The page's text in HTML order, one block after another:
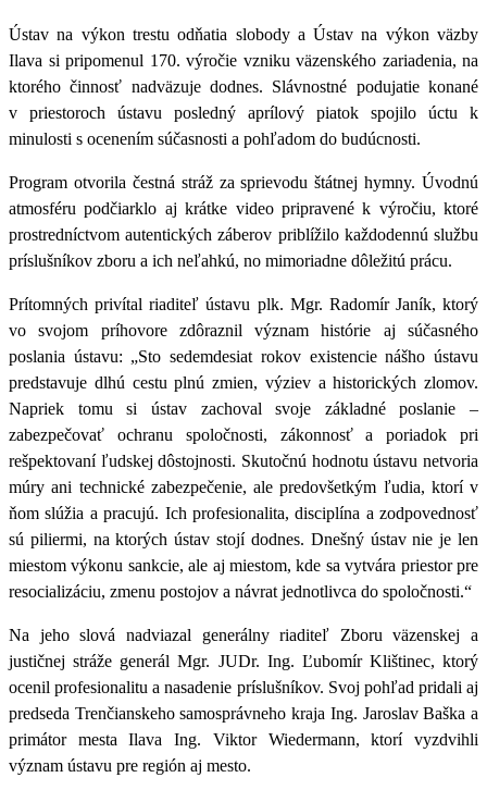
Ústav na výkon trestu odňatia slobody a Ústav na výkon väzby
Ilava si pripomenul 170. výročie vzniku väzenského zariadenia, na
ktorého činnosť nadväzuje dodnes. Slávnostné podujatie konané
v priestoroch ústavu posledný aprílový piatok spojilo úctu k
minulosti s ocenením súčasnosti a pohľadom do budúcnosti.
Program otvorila čestná stráž za sprievodu štátnej hymny. Úvodnú
atmosféru podčiarklo aj krátke video pripravené k výročiu, ktoré
prostredníctvom autentických záberov priblížilo každodennú službu
príslušníkov zboru a ich neľahkú, no mimoriadne dôležitú prácu.
Prítomných privítal riaditeľ ústavu plk. Mgr. Radomír Janík, ktorý
vo svojom príhovore zdôraznil význam histórie aj súčasného
poslania ústavu: „Sto sedemdesiat rokov existencie nášho ústavu
predstavuje dlhú cestu plnú zmien, výziev a historických zlomov.
Napriek tomu si ústav zachoval svoje základné poslanie –
zabezpečovať ochranu spoločnosti, zákonnosť a poriadok pri
rešpektovaní ľudskej dôstojnosti. Skutočnú hodnotu ústavu netvoria
múry ani technické zabezpečenie, ale predovšetkým ľudia, ktorí v
ňom slúžia a pracujú. Ich profesionalita, disciplína a zodpovednosť
sú piliermi, na ktorých ústav stojí dodnes. Dnešný ústav nie je len
miestom výkonu sankcie, ale aj miestom, kde sa vytvára priestor pre
resocializáciu, zmenu postojov a návrat jednotlivca do spoločnosti.“
Na jeho slová nadviazal generálny riaditeľ Zboru väzenskej a
justičnej stráže generál Mgr. JUDr. Ing. Ľubomír Klištinec, ktorý
ocenil profesionalitu a nasadenie príslušníkov. Svoj pohľad pridali aj
predseda Trenčianskeho samosprávneho kraja Ing. Jaroslav Baška a
primátor mesta Ilava Ing. Viktor Wiedermann, ktorí vyzdvihli
význam ústavu pre región aj mesto.